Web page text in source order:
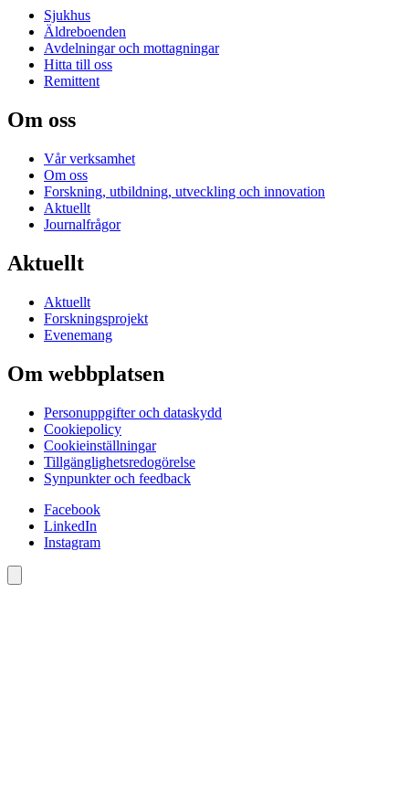
Sjukhus
Äldreboenden
Avdelningar och mottagningar
Hitta till oss
Remittent
Om oss
Vår verksamhet
Om oss
Forskning, utbildning, utveckling och innovation
Aktuellt
Journalfrågor
Aktuellt
Aktuellt
Forskningsprojekt
Evenemang
Om webbplatsen
Personuppgifter och dataskydd
Cookiepolicy
Cookieinställningar
Tillgänglighetsredogörelse
Synpunkter och feedback
Facebook
LinkedIn
Instagram